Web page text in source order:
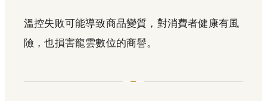
溫控失敗可能導致商品變質，對消費者健康有風
險，也損害龍雲數位的商譽。